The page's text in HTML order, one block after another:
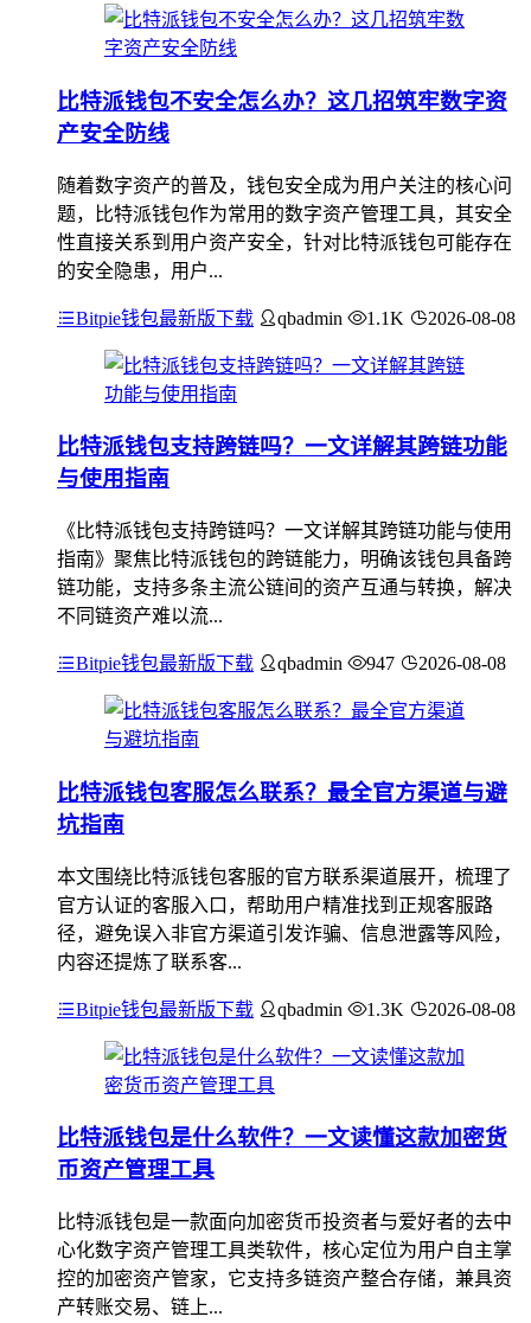
比特派钱包不安全怎么办？这几招筑牢数字资
产安全防线
随着数字资产的普及，钱包安全成为用户关注的核心问
题，比特派钱包作为常用的数字资产管理工具，其安全
性直接关系到用户资产安全，针对比特派钱包可能存在
的安全隐患，用户...
Bitpie钱包最新版下载 qbadmin 1.1K 2026-08-08
比特派钱包支持跨链吗？一文详解其跨链功能
与使用指南
《比特派钱包支持跨链吗？一文详解其跨链功能与使用
指南》聚焦比特派钱包的跨链能力，明确该钱包具备跨
链功能，支持多条主流公链间的资产互通与转换，解决
不同链资产难以流...
Bitpie钱包最新版下载 qbadmin 947 2026-08-08
比特派钱包客服怎么联系？最全官方渠道与避
坑指南
本文围绕比特派钱包客服的官方联系渠道展开，梳理了
官方认证的客服入口，帮助用户精准找到正规客服路
径，避免误入非官方渠道引发诈骗、信息泄露等风险，
内容还提炼了联系客...
Bitpie钱包最新版下载 qbadmin 1.3K 2026-08-08
比特派钱包是什么软件？一文读懂这款加密货
币资产管理工具
比特派钱包是一款面向加密货币投资者与爱好者的去中
心化数字资产管理工具类软件，核心定位为用户自主掌
控的加密资产管家，它支持多链资产整合存储，兼具资
产转账交易、链上...